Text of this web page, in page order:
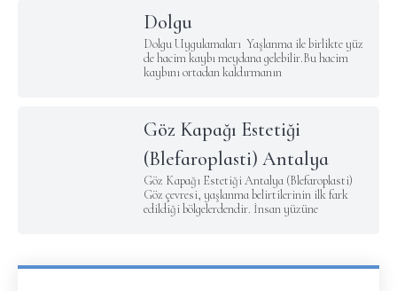
Dolgu
Dolgu Uygulamaları Yaşlanma ile birlikte yüz
de hacim kaybı meydana gelebilir.Bu hacim
kaybını ortadan kaldırmanın
Göz Kapağı Estetiği
(Blefaroplasti) Antalya
Göz Kapağı Estetiği Antalya (Blefaroplasti)
Göz çevresi, yaşlanma belirtilerinin ilk fark
edildiği bölgelerdendir. İnsan yüzüne